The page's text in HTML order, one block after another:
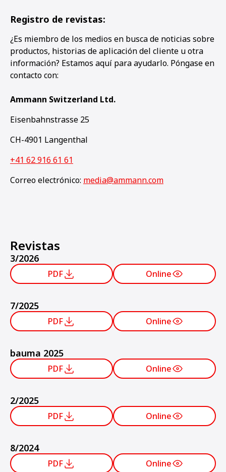
Registro de revistas:
¿Es miembro de los medios en busca de noticias sobre
productos, historias de aplicación del cliente u otra
información? Estamos aquí para ayudarlo. Póngase en
contacto con:
Ammann Switzerland Ltd.
Eisenbahnstrasse 25
CH-4901 Langenthal
+41 62 916 61 61
Correo electrónico: media@ammann.com
Revistas
3/2026
PDF Online
7/2025
PDF Online
bauma 2025
PDF Online
2/2025
PDF Online
8/2024
PDF Online